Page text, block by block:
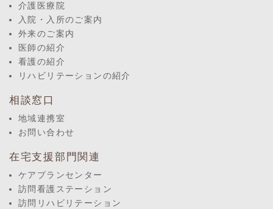
介護医療院
入院・入所のご案内
外来のご案内
医師の紹介
看護の紹介
リハビリテーションの紹介
相談窓口
地域連携室
お問い合わせ
在宅支援部門関連
ケアプランセンター
訪問看護ステーション
訪問リハビリテーション